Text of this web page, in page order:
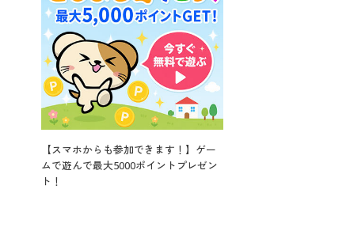
【スマホからも参加できます！】ゲー
ムで遊んで最大5000ポイントプレゼン
ト！